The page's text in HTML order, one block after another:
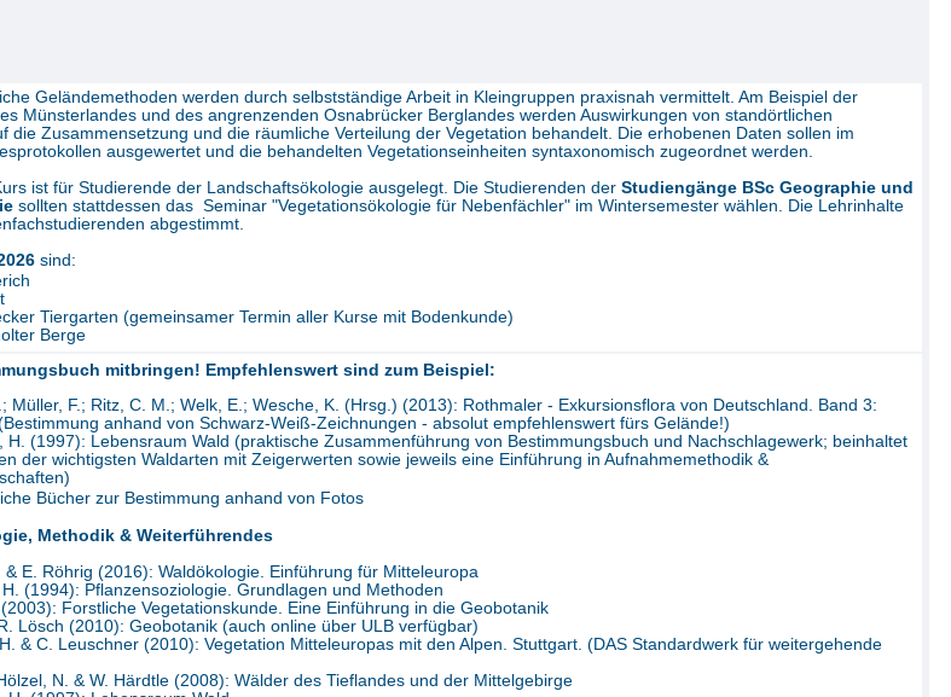
Geländemethoden werden durch selbstständige Arbeit in Kleingruppen praxisnah vermittelt. Am Beispiel der
Münsterlandes und des angrenzenden Osnabrücker Berglandes werden Auswirkungen von standörtlichen
die Zusammensetzung und die räumliche Verteilung der Vegetation behandelt. Die erhobenen Daten sollen im
ausgewertet und die behandelten Vegetationseinheiten syntaxonomisch zugeordnet werden.
ist für Studierende der Landschaftsökologie ausgelegt. Die Studierenden der Studiengänge BSc Geographie und
sollten stattdessen das Seminar "Vegetationsökologie für Nebenfächler" im Wintersemester wählen. Die Lehrinhalte
abgestimmt.
sind:
Tiergarten (gemeinsamer Termin aller Kurse mit Bodenkunde)
Berge
mitbringen! Empfehlenswert sind zum Beispiel:
Müller, F.; Ritz, C. M.; Welk, E.; Wesche, K. (Hrsg.) (2013): Rothmaler - Exkursionsflora von Deutschland. Band 3:
anhand von Schwarz-Weiß-Zeichnungen - absolut empfehlenswert fürs Gelände!)
H. (1997): Lebensraum Wald (praktische Zusammenführung von Bestimmungsbuch und Nachschlagewerk; beinhaltet
der wichtigsten Waldarten mit Zeigerwerten sowie jeweils eine Einführung in Aufnahmemethodik &
Bücher zur Bestimmung anhand von Fotos
Methodik & Weiterführendes
& E. Röhrig (2016): Waldökologie. Einführung für Mitteleuropa
H. (1994): Pflanzensoziologie. Grundlagen und Methoden
(2003): Forstliche Vegetationskunde. Eine Einführung in die Geobotanik
Lösch (2010): Geobotanik (auch online über ULB verfügbar)
& C. Leuschner (2010): Vegetation Mitteleuropas mit den Alpen. Stuttgart. (DAS Standardwerk für weitergehende
N. & W. Härdtle (2008): Wälder des Tieflandes und der Mittelgebirge